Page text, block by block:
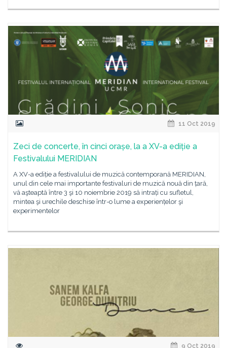
11 Oct 2019
Zeci de concerte, în cinci orașe, la a XV-a ediție a
Festivalului MERIDIAN
A XV-a ediție a festivalului de muzică contemporană MERIDIAN,
unul din cele mai importante festivaluri de muzică nouă din țară,
vă aşteaptă între 3 şi 10 noiembrie 2019 să intrați cu sufletul,
mintea şi urechile deschise într-o lume a experiențelor şi
experimentelor
9 Oct 2019